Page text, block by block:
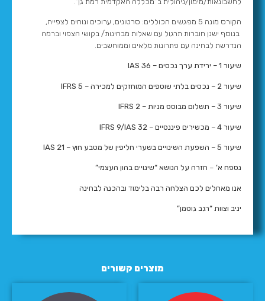
מוצרים קשורים
הקורס מונה 5 מפגשים הכוללים: סרטונים, ערוכים ונוחים לצפייה,
בנוסף ישנן חוברות תרגול עם שאלות מבחינות/ בקושי הצפוי וברמה
הנדרשת לבחינה עם פתרונות מלאים וממוחשבים.
שיעור 1 – ירידת ערך נכסים – IAS 36
שיעור 2 – נכסים בלתי שוטפים המוחזקים למכירה – IFRS 5
שיעור 3 – תשלום מבוסס מניות – IFRS 2
שיעור 4 – מכשירים פיננסיים – IFRS 9/IAS 32
שיעור 5 – השפעת השינויים בשערי חליפין של מטבע חוץ – IAS 21
נספח א’ – חזרה על הנושא “שינויים בהון העצמי”
אנו מאחלים לכם הצלחה רבה בלימוד ובהכנה לבחינה
יניב וצוות “רגב גוטמן”